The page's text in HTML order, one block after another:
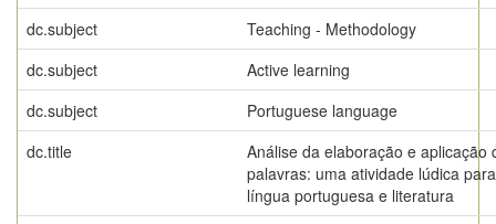
dc.subject
Teaching - Methodology
dc.subject
Active learning
dc.subject
Portuguese language
dc.title
Análise da elaboração e aplicação
palavras: uma atividade lúdica
língua portuguesa e literatura